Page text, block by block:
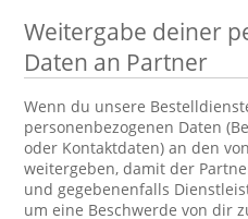
Weitergabe deiner
Daten an Partner
Wenn du unsere
personenbezogenen Daten
oder Kontaktdaten) an den
weitergeben, damit der
und gegebenenfalls
um eine Beschwerde von dir